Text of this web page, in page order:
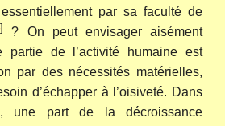
par sa faculté de
]
? On peut envisager aisément
partie de l’activité humaine est
par des nécessités matérielles,
d’échapper à l’oisiveté. Dans
une part de la décroissance